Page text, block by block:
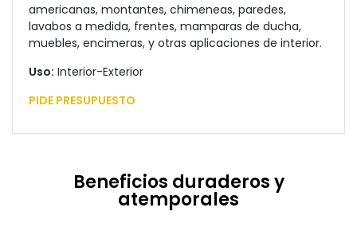
americanas, montantes, chimeneas, paredes,
lavabos a medida, frentes, mamparas de ducha,
muebles, encimeras, y otras aplicaciones de interior.
Uso: Interior-Exterior
PIDE PRESUPUESTO
Beneficios duraderos y
atemporales